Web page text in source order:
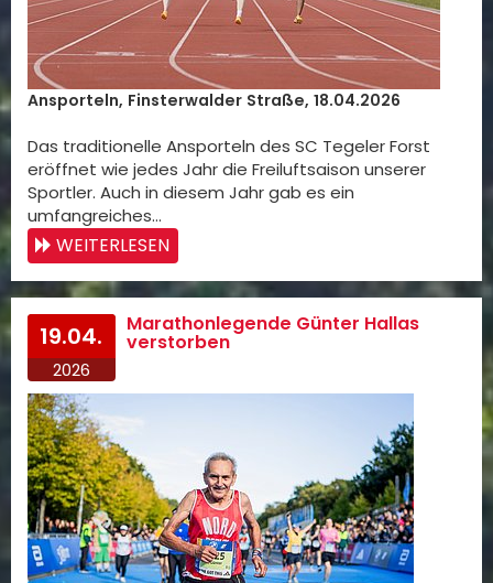
Ansporteln, Finsterwalder Straße, 18.04.2026
Das traditionelle Ansporteln des SC Tegeler Forst
eröffnet wie jedes Jahr die Freiluftsaison unserer
Sportler. Auch in diesem Jahr gab es ein
umfangreiches…
WEITERLESEN
19.04.
2026
Marathonlegende Günter Hallas
verstorben